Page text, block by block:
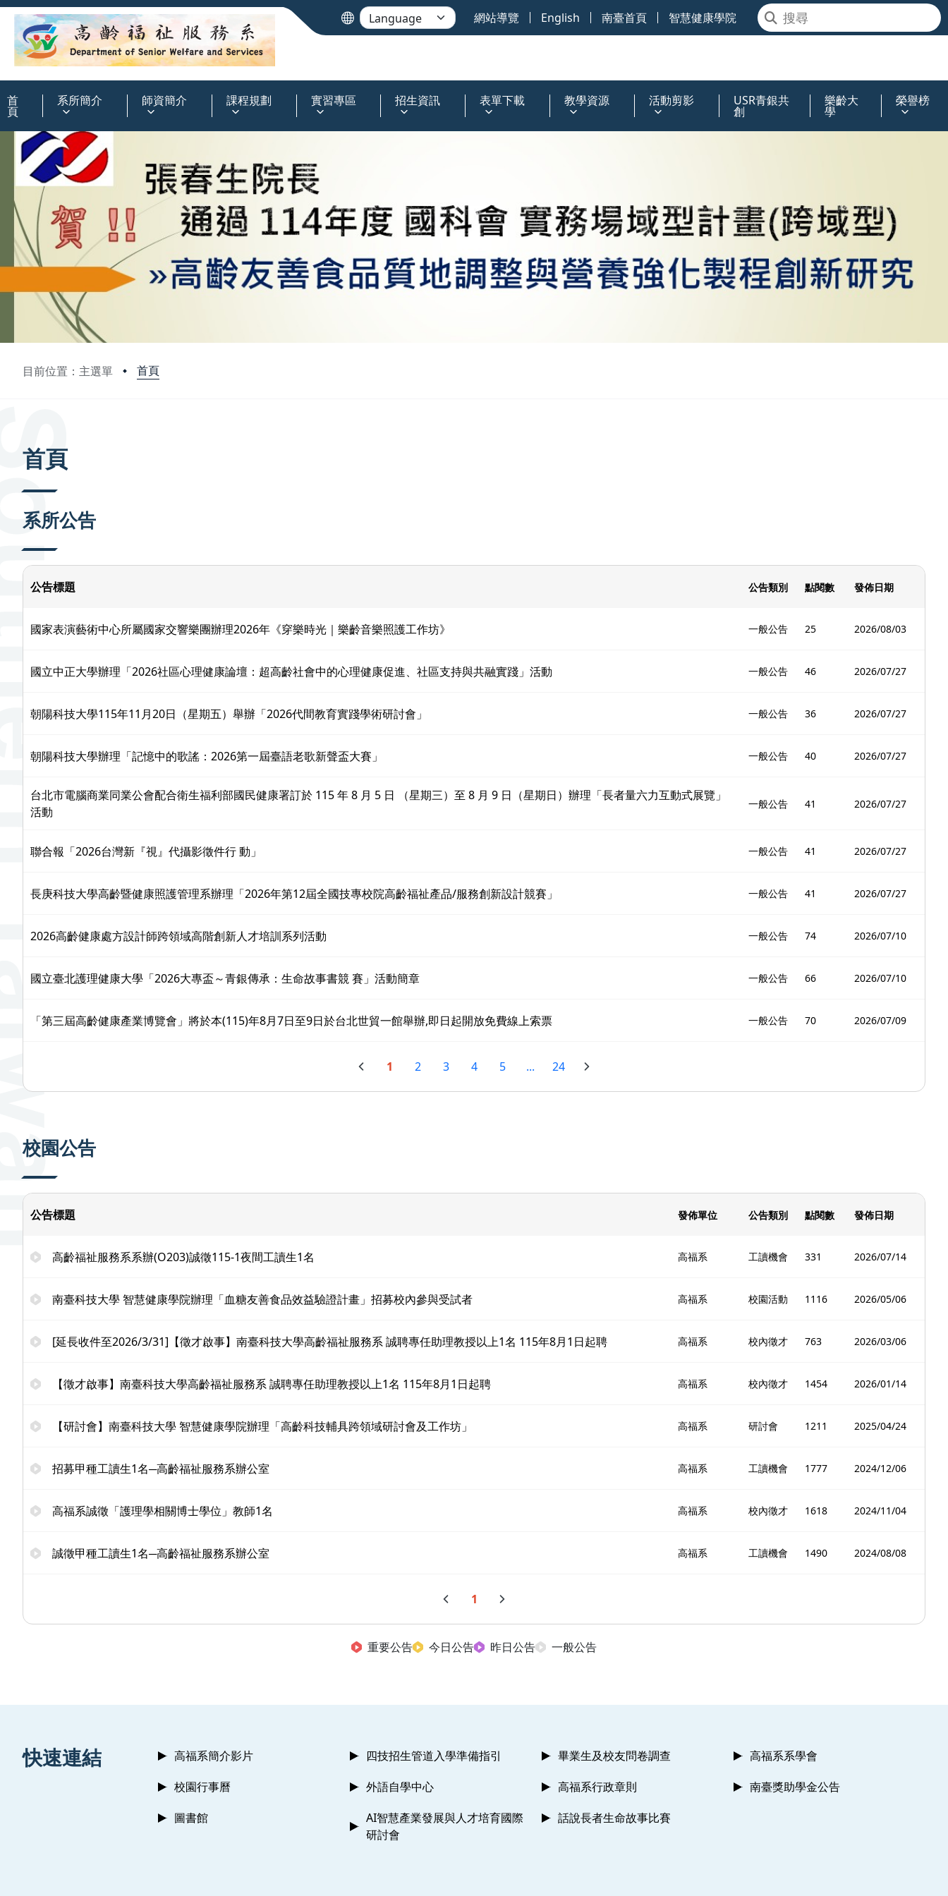
網站導覽 English 南臺首頁 智慧健康學院
首
頁
系所簡介 師資簡介 課程規劃 實習專區 招生資訊 表單下載 教學資源 活動剪影 USR青銀共
創
樂齡大
學
榮譽榜
目前位置：主選單 首頁
首頁
系所公告
公告標題 公告類別 點閱數 發佈日期
國家表演藝術中心所屬國家交響樂團辦理2026年《穿樂時光｜樂齡音樂照護工作坊》 一般公告 25 2026/08/03
國立中正大學辦理「2026社區心理健康論壇：超高齡社會中的心理健康促進、社區支持與共融實踐」活動 一般公告 46 2026/07/27
朝陽科技大學115年11月20日（星期五）舉辦「2026代間教育實踐學術研討會」 一般公告 36 2026/07/27
朝陽科技大學辦理「記憶中的歌謠：2026第一屆臺語老歌新聲盃大賽」 一般公告 40 2026/07/27
台北市電腦商業同業公會配合衛生福利部國民健康署訂於 115 年 8 月 5 日 （星期三）至 8 月 9 日（星期日）辦理「長者量六力互動式展覽」
活動
一般公告 41 2026/07/27
聯合報「2026台灣新『視』代攝影徵件行 動」 一般公告 41 2026/07/27
長庚科技大學高齡暨健康照護管理系辦理「2026年第12屆全國技專校院高齡福祉產品/服務創新設計競賽」 一般公告 41 2026/07/27
2026高齡健康處方設計師跨領域高階創新人才培訓系列活動 一般公告 74 2026/07/10
國立臺北護理健康大學「2026大專盃～青銀傳承：生命故事書競 賽」活動簡章 一般公告 66 2026/07/10
「第三屆高齡健康產業博覽會」將於本(115)年8月7日至9日於台北世貿一館舉辦,即日起開放免費線上索票 一般公告 70 2026/07/09
1 2 3 4 5 ... 24
校園公告
公告標題 發佈單位 公告類別 點閱數 發佈日期
高齡福祉服務系系辦(O203)誠徵115-1夜間工讀生1名 高福系 工讀機會 331 2026/07/14
南臺科技大學 智慧健康學院辦理「血糖友善食品效益驗證計畫」招募校內參與受試者 高福系 校園活動 1116 2026/05/06
[延長收件至2026/3/31]【徵才啟事】南臺科技大學高齡福祉服務系 誠聘專任助理教授以上1名 115年8月1日起聘 高福系 校內徵才 763 2026/03/06
【徵才啟事】南臺科技大學高齡福祉服務系 誠聘專任助理教授以上1名 115年8月1日起聘 高福系 校內徵才 1454 2026/01/14
【研討會】南臺科技大學 智慧健康學院辦理「高齡科技輔具跨領域研討會及工作坊」 高福系 研討會 1211 2025/04/24
招募甲種工讀生1名─高齡福祉服務系辦公室 高福系 工讀機會 1777 2024/12/06
高福系誠徵「護理學相關博士學位」教師1名 高福系 校內徵才 1618 2024/11/04
誠徵甲種工讀生1名─高齡福祉服務系辦公室 高福系 工讀機會 1490 2024/08/08
1
重要公告 今日公告 昨日公告 一般公告
快速連結 高福系簡介影片 四技招生管道入學準備指引 畢業生及校友問卷調查
高福系系學會
校園行事曆
外語自學中心 高福系行政章則
南臺獎助學金公告
圖書館
AI智慧產業發展與人才培育國際
研討會
話說長者生命故事比賽